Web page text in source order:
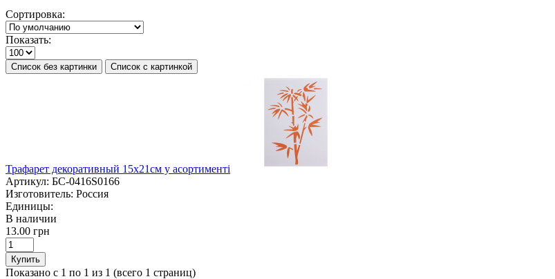
Сортировка:
Показать:
Список без картинки Список с картинкой
Трафарет декоративный 15х21см у асортименті
Артикул: БС-0416S0166
Изготовитель: Россия
Единицы:
В наличии
13.00 грн
Купить
Показано с 1 по 1 из 1 (всего 1 страниц)